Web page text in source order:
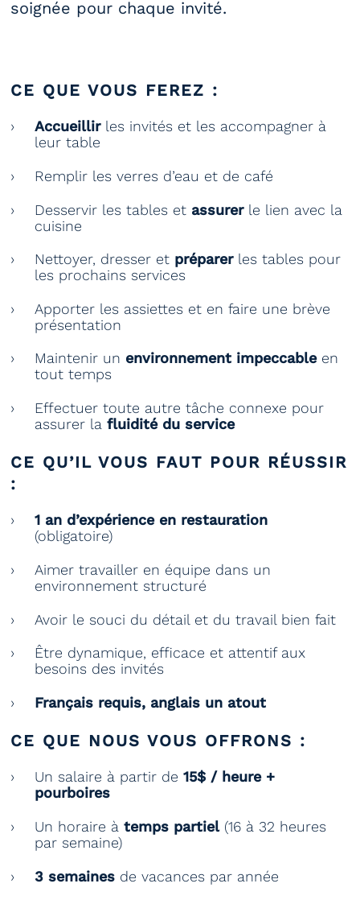
soignée pour chaque invité.
CE QUE VOUS FEREZ :
Accueillirles invités et les accompagner à
leur table
Remplir les verres d’eau et de café
Desservir les tables et assurerle lien avec la
cuisine
Nettoyer, dresser et préparerles tables pour
les prochains services
Apporter les assiettes et en faire une brève
présentation
Maintenir un environnement impeccableen
tout temps
Effectuer toute autre tâche connexe pour
assurer la fluidité du service
CE QU’IL VOUS FAUT POUR RÉUSSIR
:
1 an d’expérience en restauration
(obligatoire)
Aimer travailler en équipe dans un
environnement structuré
Avoir le souci du détail et du travail bien fait
Être dynamique, efficace et attentif aux
besoins des invités
Français requis, anglais un atout
CE QUE NOUS VOUS OFFRONS :
Un salaire à partir de 15$ / heure +
pourboires
Un horaire à temps partiel(16 à 32 heures
par semaine)
3 semaines de vacances par année